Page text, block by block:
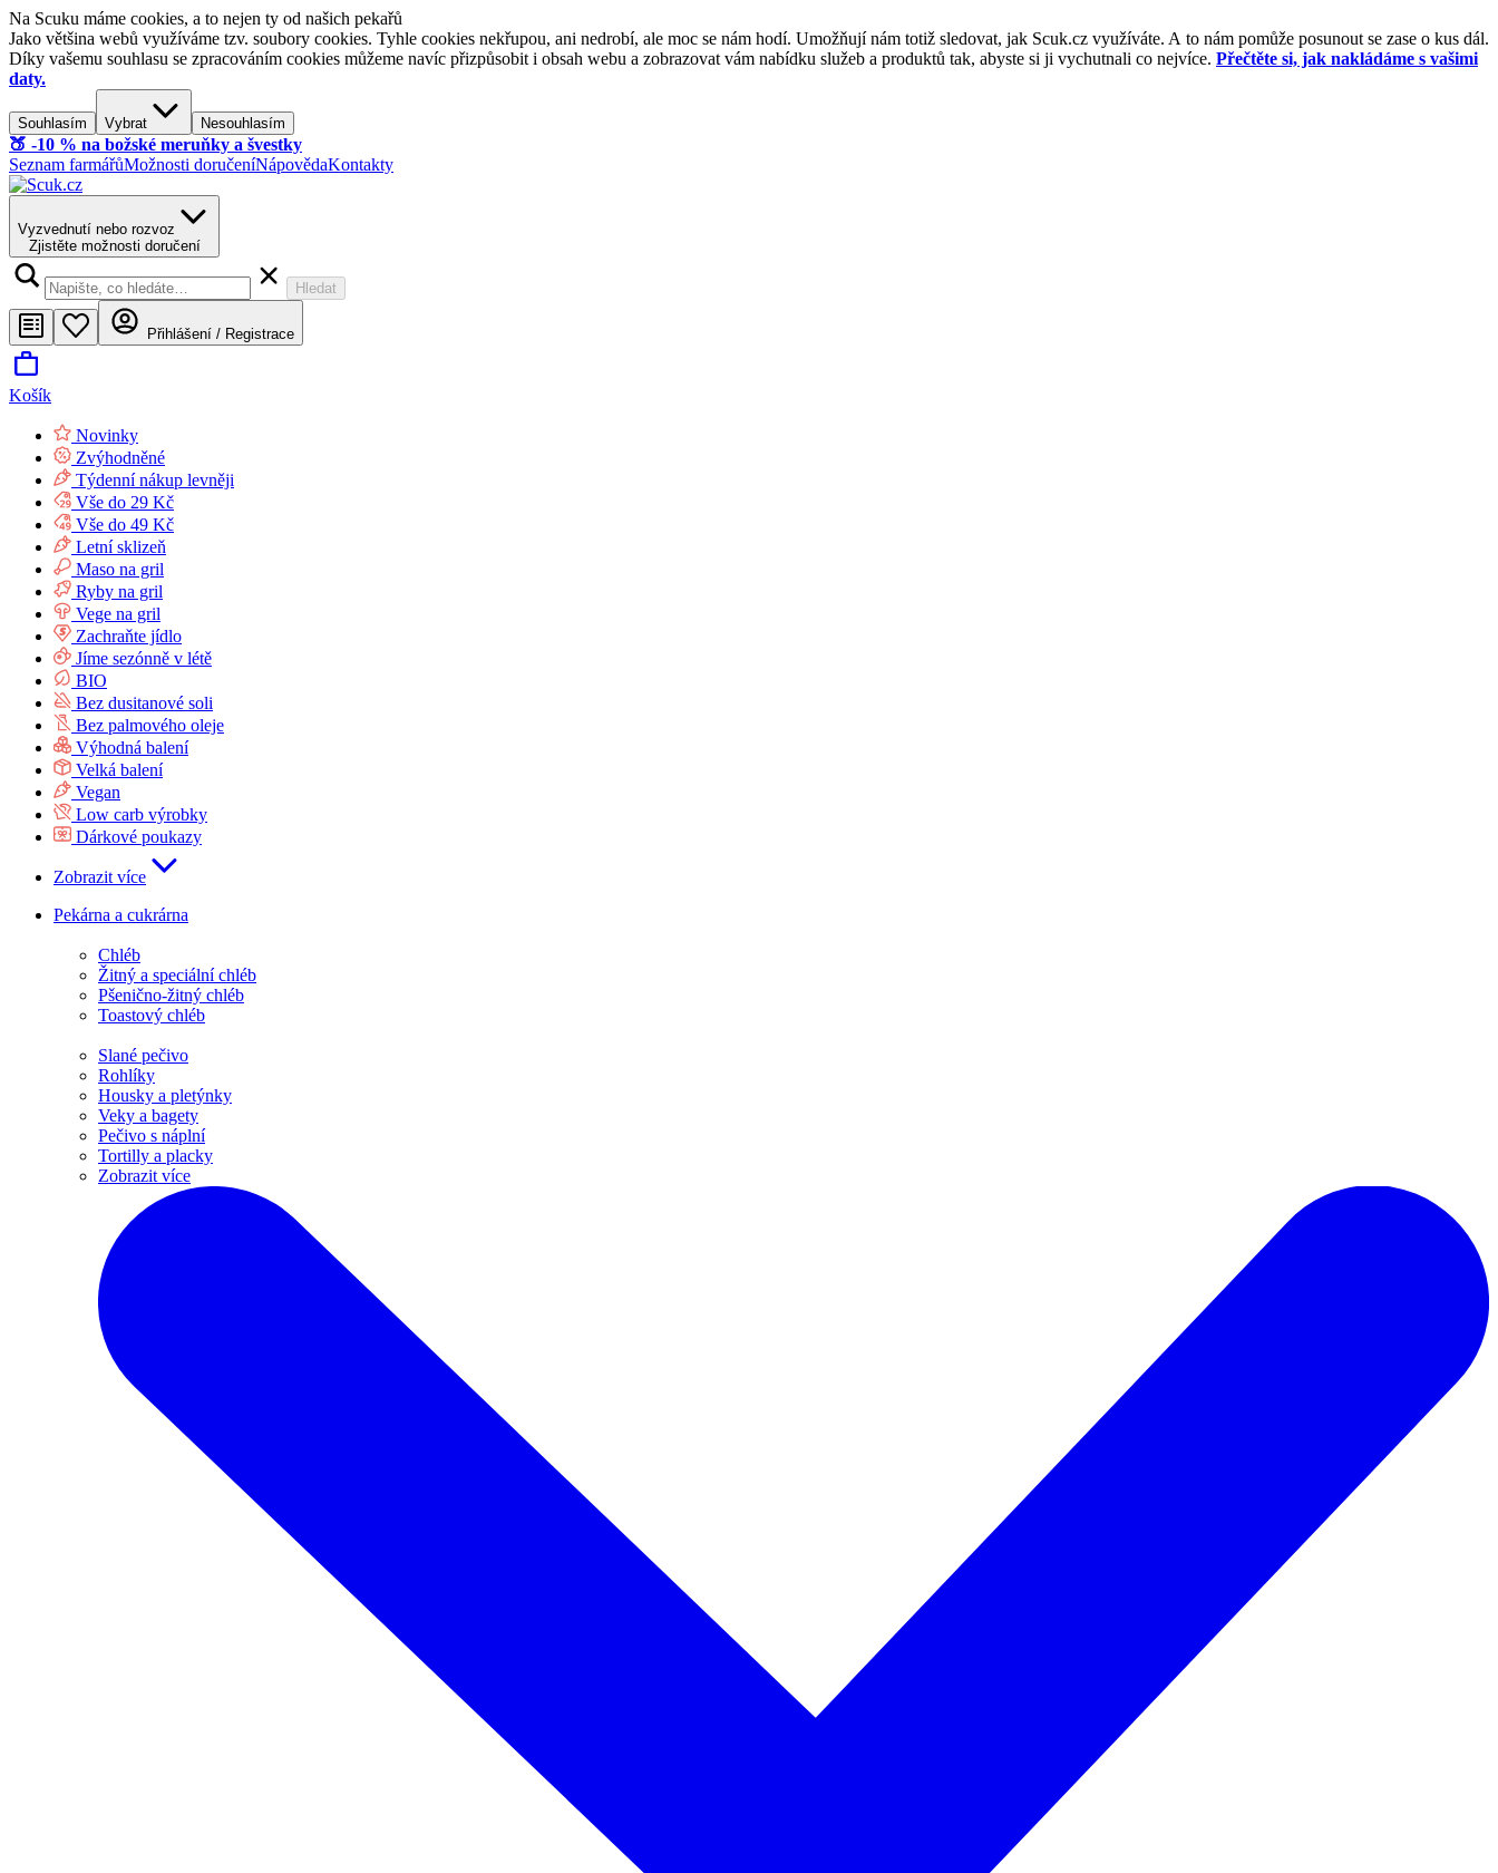
Na Scuku máme cookies, a to nejen ty od našich pekařů
Jako většina webů využíváme tzv. soubory cookies. Tyhle cookies nekřupou, ani nedrobí, ale moc se nám hodí. Umožňují nám totiž sledovat, jak Scuk.cz využíváte. A to nám pomůže posunout se zase o kus dál.
Díky vašemu souhlasu se zpracováním cookies můžeme navíc přizpůsobit i obsah webu a zobrazovat vám nabídku služeb a produktů tak, abyste si ji vychutnali co nejvíce. Přečtěte si, jak nakládáme s vašimi
daty.
Souhlasím Vybrat Nesouhlasím
🍑​ -10 % na božské meruňky a švestky
Seznam farmářůMožnosti doručeníNápovědaKontakty
Vyzvednutí nebo rozvoz
Zjistěte možnosti doručení
Hledat
Přihlášení / Registrace
Košík
Novinky
Zvýhodněné
Týdenní nákup levněji
Vše do 29 Kč
Vše do 49 Kč
Letní sklizeň
Maso na gril
Ryby na gril
Vege na gril
Zachraňte jídlo
Jíme sezónně v létě
BIO
Bez dusitanové soli
Bez palmového oleje
Výhodná balení
Velká balení
Vegan
Low carb výrobky
Dárkové poukazy
Zobrazit více
Pekárna a cukrárna
Chléb
Žitný a speciální chléb
Pšenično-žitný chléb
Toastový chléb
Slané pečivo
Rohlíky
Housky a pletýnky
Veky a bagety
Pečivo s náplní
Tortilly a placky
Zobrazit více